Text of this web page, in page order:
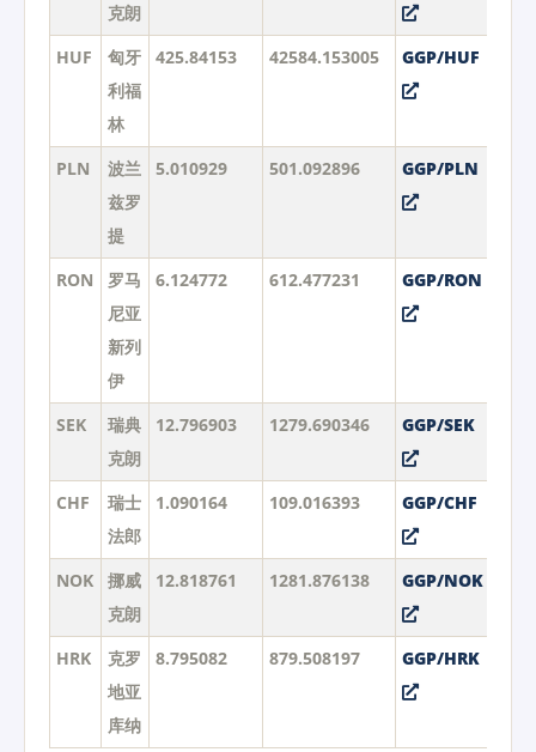
克朗
HUF
匈牙
利福
林
425.84153 42584.153005 GGP/HUF
PLN
波兰
兹罗
提
5.010929 501.092896 GGP/PLN
RON
罗马
尼亚
新列
伊
6.124772 612.477231 GGP/RON
SEK
瑞典
克朗
12.796903 1279.690346 GGP/SEK
CHF
瑞士
法郎
1.090164 109.016393 GGP/CHF
NOK
挪威
克朗
12.818761 1281.876138 GGP/NOK
HRK
克罗
地亚
库纳
8.795082 879.508197 GGP/HRK